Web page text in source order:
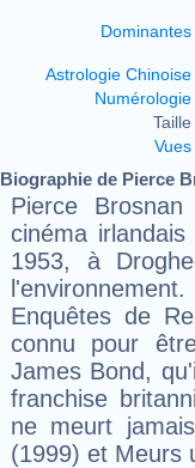
Dominantes
Astrologie Chinoise
Numérologie
Taille
Vues
Biographie de Pierce
Pierce
cinéma
1953, à
Enquêtes de
connu pour
James Bond,
franchise
ne meurt
(1999) et Meurs